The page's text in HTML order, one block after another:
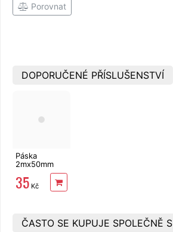
Porovnat
DOPORUČENÉ PŘÍSLUŠENSTVÍ
Páska
2mx50mm
oprava sítě
proti hmyzu,
samolepicí
35 Kč
ČASTO SE KUPUJE SPOLEČNĚ S